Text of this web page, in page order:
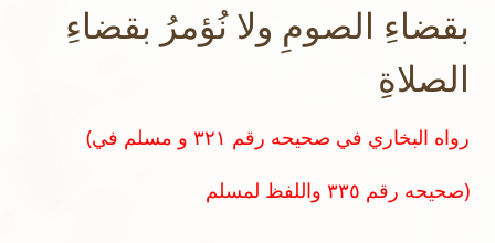
بقضاءِ الصومِ ولا نُؤمرُ بقضاءِ
الصلاةِ
(رواه البخاري في صحيحه رقم ٣٢١ و مسلم في
صحيحه رقم ٣٣٥ واللفظ لمسلم)